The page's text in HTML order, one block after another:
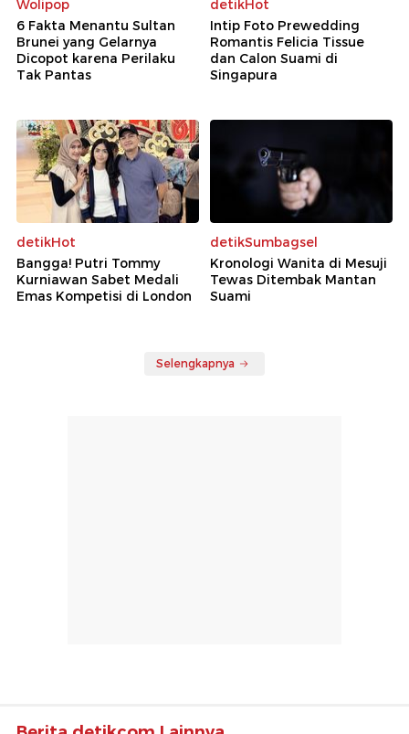
Wolipop
6 Fakta Menantu Sultan
Brunei yang Gelarnya
Dicopot karena Perilaku
Tak Pantas
detikHot
Intip Foto Prewedding
Romantis Felicia Tissue
dan Calon Suami di
Singapura
detikHot
Bangga! Putri Tommy
Kurniawan Sabet Medali
Emas Kompetisi di London
detikSumbagsel
Kronologi Wanita di Mesuji
Tewas Ditembak Mantan
Suami
Selengkapnya